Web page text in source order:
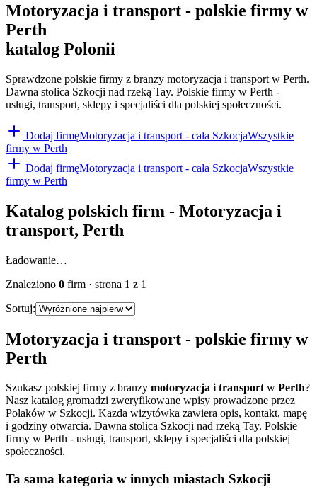
Motoryzacja i transport - polskie firmy w
Perth
katalog Polonii
Sprawdzone polskie firmy z branzy motoryzacja i transport w Perth.
Dawna stolica Szkocji nad rzeką Tay. Polskie firmy w Perth -
usługi, transport, sklepy i specjaliści dla polskiej społeczności.
Dodaj firmęMotoryzacja i transport - cała SzkocjaWszystkie
firmy w Perth
Dodaj firmęMotoryzacja i transport - cała SzkocjaWszystkie
firmy w Perth
Katalog polskich firm - Motoryzacja i
transport, Perth
Ładowanie…
Znaleziono 0 firm · strona 1 z 1
Sortuj:
Motoryzacja i transport - polskie firmy w
Perth
Szukasz polskiej firmy z branzy motoryzacja i transportw Perth?
Nasz katalog gromadzi zweryfikowane wpisy prowadzone przez
Polaków w Szkocji. Kazda wizytówka zawiera opis, kontakt, mapę
i godziny otwarcia. Dawna stolica Szkocji nad rzeką Tay. Polskie
firmy w Perth - usługi, transport, sklepy i specjaliści dla polskiej
społeczności.
Ta sama kategoria w innych miastach Szkocji